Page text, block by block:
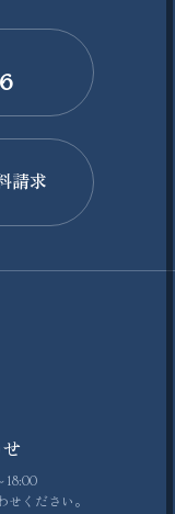
請求
18:00
ください。